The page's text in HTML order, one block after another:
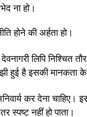
ना हो।
होने की अर्हता हो।
लिपि निश्चित
हुई है इसकी मानकता
कर देना
स्पष्ट नहीं हो पाता।